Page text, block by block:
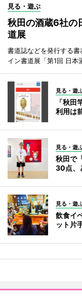
見る・遊ぶ
秋田の酒蔵6社の
道展
書道誌などを発行する
イン書道展「第1回 日本
見る・遊
「秋
利用は
見る・遊
秋田で
30点、
見る・遊
飲食イ
ット片